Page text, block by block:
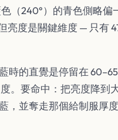
色（240°）的青色側略
亮度是關鍵維度 — 只有
的直覺是停留在
。要命中：把亮度降到
，並奪走那個給制服厚度